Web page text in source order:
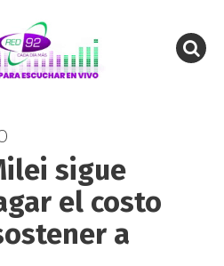
sigue
el costo
a